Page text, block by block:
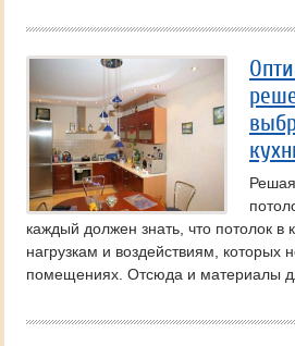
каждый должен знать, что потолок в
нагрузкам и воздействиям, которых
помещениях. Отсюда и материалы